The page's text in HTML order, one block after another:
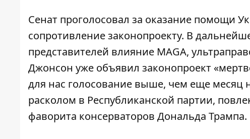
Сенат проголосовал за оказание помощи
сопротивление законопроекту. В
представителей влияние MAGA,
Джонсон уже объявил законопроект
для нас голосование выше, чем еще месяц
расколом в Республиканской партии,
фаворита консерваторов Дональда Трампа.